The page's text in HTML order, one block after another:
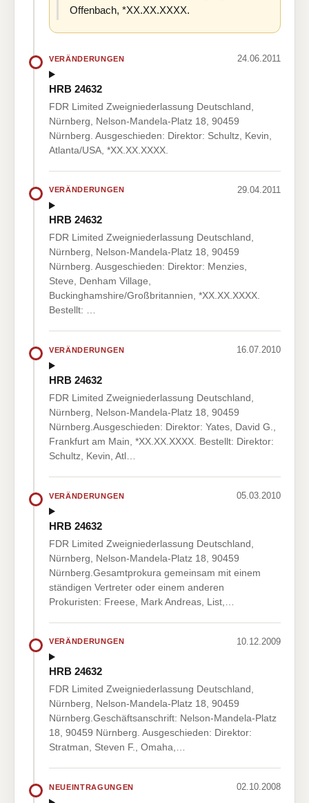
Offenbach, *XX.XX.XXXX.
VERÄNDERUNGEN 24.06.2011
HRB 24632
FDR Limited Zweigniederlassung Deutschland,
Nürnberg, Nelson-Mandela-Platz 18, 90459
Nürnberg. Ausgeschieden: Direktor: Schultz, Kevin,
Atlanta/USA, *XX.XX.XXXX.
VERÄNDERUNGEN 29.04.2011
HRB 24632
FDR Limited Zweigniederlassung Deutschland,
Nürnberg, Nelson-Mandela-Platz 18, 90459
Nürnberg. Ausgeschieden: Direktor: Menzies,
Steve, Denham Village,
Buckinghamshire/Großbritannien, *XX.XX.XXXX.
Bestellt: …
VERÄNDERUNGEN 16.07.2010
HRB 24632
FDR Limited Zweigniederlassung Deutschland,
Nürnberg, Nelson-Mandela-Platz 18, 90459
Nürnberg.Ausgeschieden: Direktor: Yates, David G.,
Frankfurt am Main, *XX.XX.XXXX. Bestellt: Direktor:
Schultz, Kevin, Atl…
VERÄNDERUNGEN 05.03.2010
HRB 24632
FDR Limited Zweigniederlassung Deutschland,
Nürnberg, Nelson-Mandela-Platz 18, 90459
Nürnberg.Gesamtprokura gemeinsam mit einem
ständigen Vertreter oder einem anderen
Prokuristen: Freese, Mark Andreas, List,…
VERÄNDERUNGEN 10.12.2009
HRB 24632
FDR Limited Zweigniederlassung Deutschland,
Nürnberg, Nelson-Mandela-Platz 18, 90459
Nürnberg.Geschäftsanschrift: Nelson-Mandela-Platz
18, 90459 Nürnberg. Ausgeschieden: Direktor:
Stratman, Steven F., Omaha,…
NEUEINTRAGUNGEN 02.10.2008